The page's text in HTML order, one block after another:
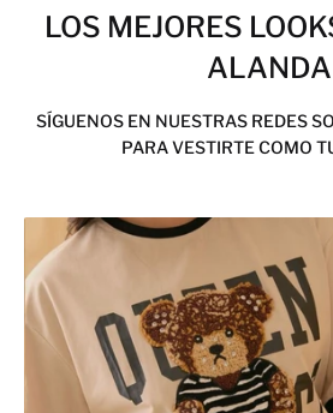
LOS MEJORES
ALANDA
SÍGUENOS EN NUESTRAS REDES
PARA VESTIRTE COMO